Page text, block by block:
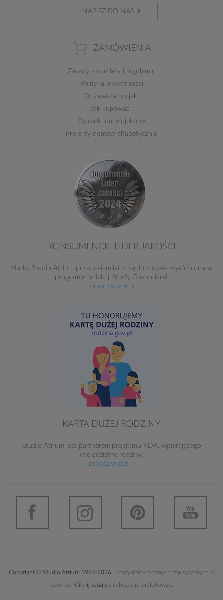
NAPISZ DO NAS
ZAMÓWIENIA
Zasady sprzedażyi regulamin
Polityka prywatności
Co zawiera projekt
Jak kupować?
Dodatki do projektów
Projekty domów alfabetycznie
KONSUMENCKI LIDER JAKOŚCI
Marka Studio Atrium przez osiem lat z rzędu została wyróżniona w
programie redakcji Strefy Gospodarki.
zobacz więcej »
KARTA DUŻEJ RODZINY
Studio Atrium jest partnerem programu KDR, wpierającego
wielodzietne rodziny.
zobacz więcej »
Copyright © Studio Atrium 1994-2026| Korzystamy z danych zapisywanych w
cookies. Kliknij tutaj jeśli chcesz je zablokować.